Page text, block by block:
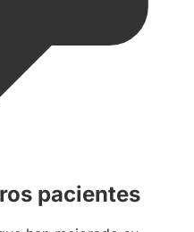
pacientes